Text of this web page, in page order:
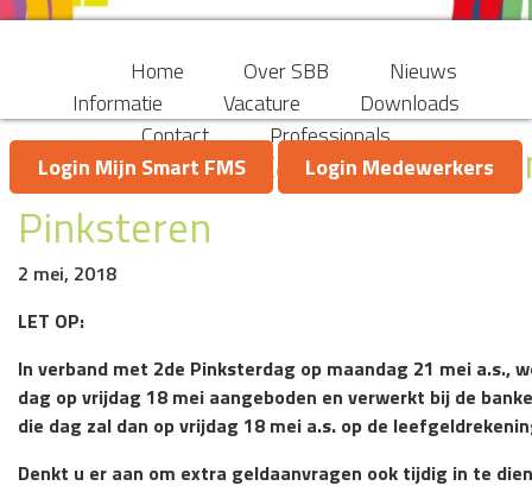
Home Over SBB
Nieuws
Informatie
Vacature
Downloads
Contact
Professionals
Login Mijn Smart FMS
Login Medewerkers
Aangepast
Pinksteren
2 mei, 2018
LET OP:
In verband met 2de Pinksterdag op maandag 21 mei a.s.,
dag op vrijdag 18 mei aangeboden en verwerkt bij de
die dag zal dan op vrijdag 18 mei a.s. op de
Denkt u er aan om extra geldaanvragen ook tijdig in te